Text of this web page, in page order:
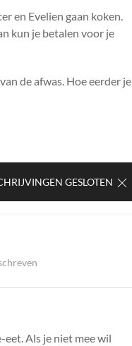
en Evelien gaan koken.
kun je betalen voor je
de afwas. Hoe eerder je
GESLOTEN
eet. Als je niet mee wil